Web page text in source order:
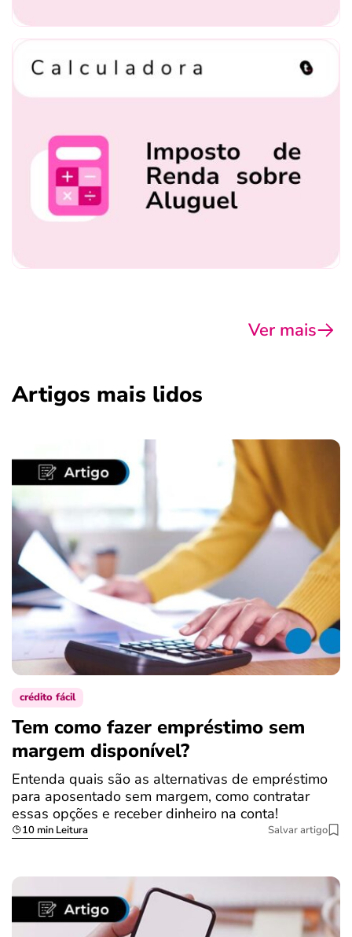
Ver mais
Artigos mais lidos
crédito fácil
Tem como fazer empréstimo sem
margem disponível?
Entenda quais são as alternativas de empréstimo
para aposentado sem margem, como contratar
essas opções e receber dinheiro na conta!
10 min Leitura Salvar artigo